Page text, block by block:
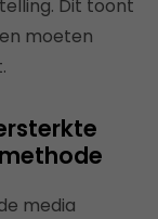
Dit toont
moeten
media